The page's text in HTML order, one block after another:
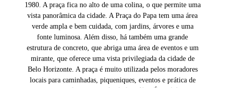
1980. A praça fica no alto de uma colina, o que permite uma
vista panorâmica da cidade. A Praça do Papa tem uma área
verde ampla e bem cuidada, com jardins, árvores e uma
fonte luminosa. Além disso, há também uma grande
estrutura de concreto, que abriga uma área de eventos e um
mirante, que oferece uma vista privilegiada da cidade de
Belo Horizonte. A praça é muito utilizada pelos moradores
locais para caminhadas, piqueniques, eventos e prática de